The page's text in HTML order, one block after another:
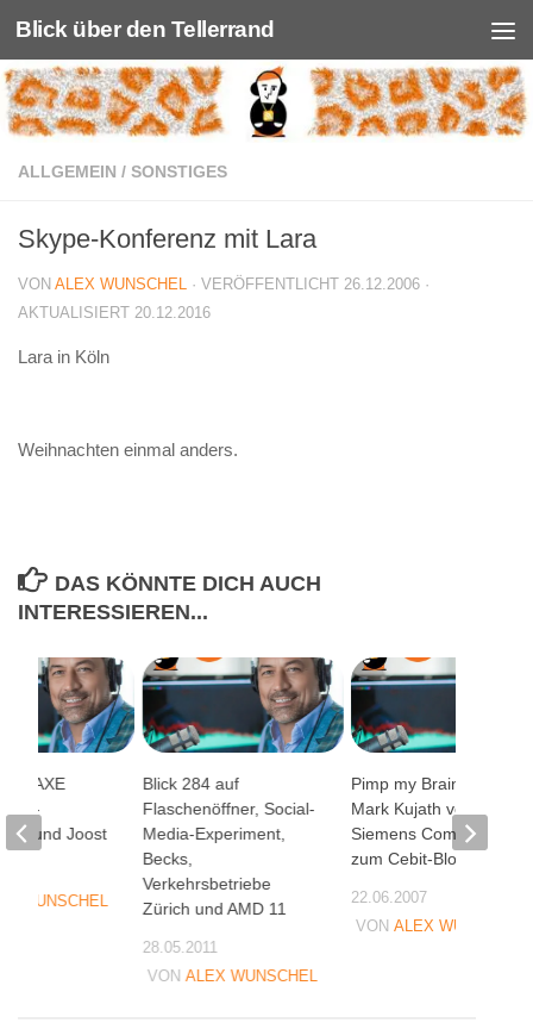
Unter dem Inhalt
Blick über den Tellerrand
ALLGEMEIN / SONSTIGES
Skype-Konferenz mit Lara
VON ALEX WUNSCHEL · VERÖFFENTLICHT 26.12.2006 ·
AKTUALISIERT 20.12.2016
Lara in Köln
Weihnachten einmal anders.
DAS KÖNNTE DICH AUCH
INTERESSIEREN...
Blick 284 auf
Flaschenöffner, Social-
Media-Experiment,
Becks,
Verkehrsbetriebe
Zürich und AMD 11
28.05.2011
VON ALEX WUNSCHEL
Pimp my Brain mit
Mark Kujath von Fujitsu
Siemens Computers
zum Cebit-Blog
22.06.2007
VONALEX WUNSCHEL
auf AXE
VW-
und Joost
WUNSCHEL